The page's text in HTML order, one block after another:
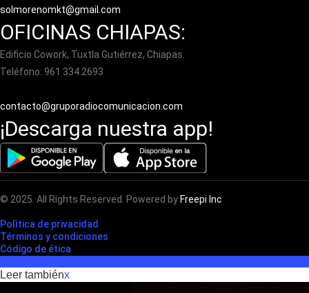
solmorenomkt@gmail.com
OFICINAS CHIAPAS:
Edificio Cowork, Tuxtla Gutiérrez, Chiapas.
Teléfono: 961 334 2693
contacto@gruporadiocomunicacion.com
¡Descarga nuestra app!
© 2025. All Rights Reserved. Powered by Freepi Inc
Polìtica de privacidad
Términos y condiciones
Código de ética
Leer tambiénx